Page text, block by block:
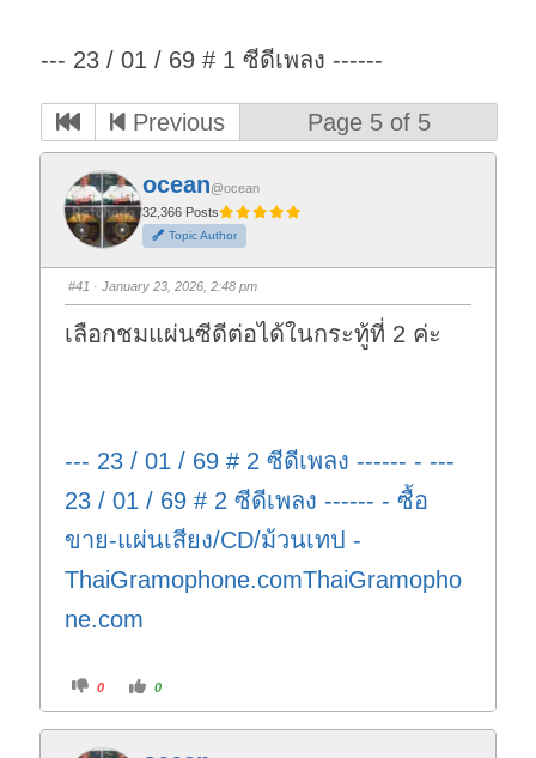
--- 23 / 01 / 69 # 1 ซีดีเพลง ------
Previous Page 5 of 5
ocean@ocean
32,366 Posts
Topic Author
#41 · January 23, 2026, 2:48 pm
เลือกชมแผ่นซีดีต่อได้ในกระทู้ที่ 2 ค่ะ
--- 23 / 01 / 69 # 2 ซีดีเพลง ------ - ---
23 / 01 / 69 # 2 ซีดีเพลง ------ - ซื้อ
ขาย-แผ่นเสียง/CD/ม้วนเทป -
ThaiGramophone.comThaiGramopho
ne.com
C
i
k
f
0
C
i
k
0